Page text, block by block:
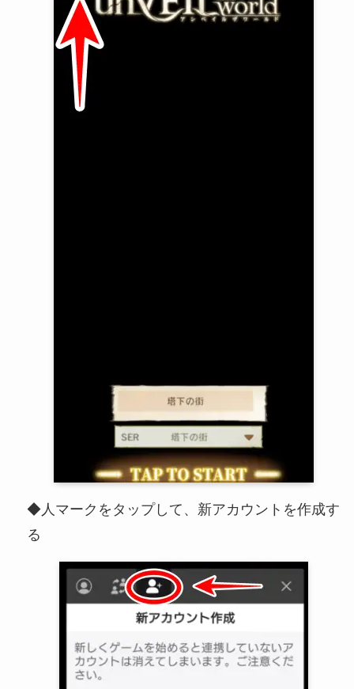
◆人マークをタップして、新アカウントを作成す
る